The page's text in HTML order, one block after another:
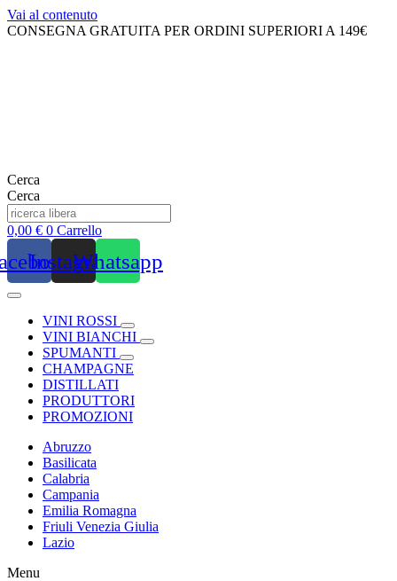
Vai al contenuto
CONSEGNA GRATUITA PER ORDINI SUPERIORI A 149€
Cerca
Cerca
0,00 € 0 Carrello
InstagramWhatsapp
VINI ROSSI
VINI BIANCHI
SPUMANTI
CHAMPAGNE
DISTILLATI
PRODUTTORI
PROMOZIONI
Abruzzo
Basilicata
Calabria
Campania
Emilia Romagna
Friuli Venezia Giulia
Lazio
Menu